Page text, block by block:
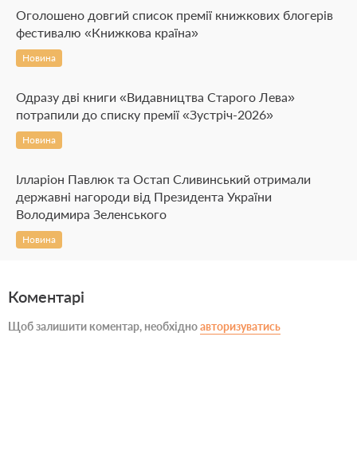
Оголошено довгий список премії книжкових блогерів
фестивалю «Книжкова країна»
Новина
Одразу дві книги «Видавництва Старого Лева»
потрапили до списку премії «Зустріч-2026»
Новина
Ілларіон Павлюк та Остап Сливинський отримали
державні нагороди від Президента України
Володимира Зеленського
Новина
Коментарі
Щоб залишити коментар, необхідноавторизуватись